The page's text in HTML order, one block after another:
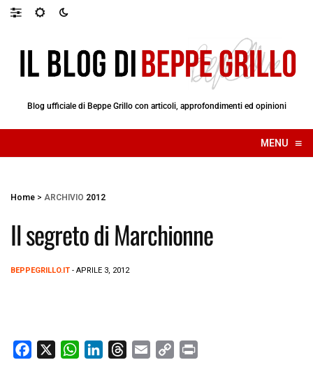
Blog ufficiale di Beppe Grillo con articoli, approfondimenti ed opinioni
MENU ≡
☰
Home > ARCHIVIO 2012
Il segreto di Marchionne
BEPPEGRILLO.IT - APRILE 3, 2012
W